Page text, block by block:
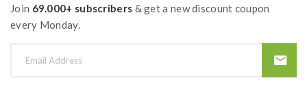
Join 69.000+ subscribers & get a new discount coupon
every Monday.